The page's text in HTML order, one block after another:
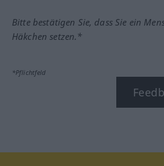
Bitte bestätigen Sie, dass Sie ein
Häkchen setzen.*
*Pflichtfeld